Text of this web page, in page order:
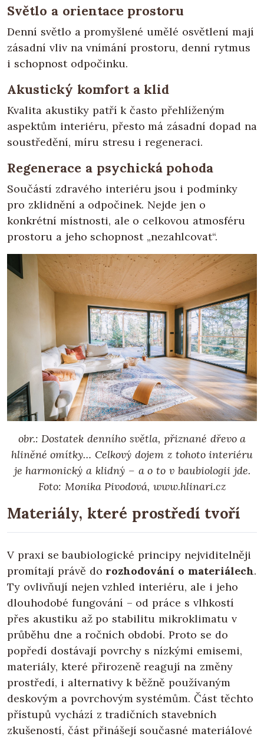
Světlo a orientace prostoru
Denní světlo a promyšlené umělé osvětlení mají
zásadní vliv na vnímání prostoru, denní rytmus
i schopnost odpočinku.
Akustický komfort a klid
Kvalita akustiky patří k často přehlíženým
aspektům interiéru, přesto má zásadní dopad na
soustředění, míru stresu i regeneraci.
Regenerace a psychická pohoda
Součástí zdravého interiéru jsou i podmínky
pro zklidnění a odpočinek. Nejde jen o
konkrétní místnosti, ale o celkovou atmosféru
prostoru a jeho schopnost „nezahlcovat“.
obr.: Dostatek denního světla, přiznané dřevo a
hliněné omítky… Celkový dojem z tohoto interiéru
je harmonický a klidný – a o to v baubiologii jde.
Foto: Monika Pivodová, www.hlinari.cz
Materiály, které prostředí tvoří
V praxi se baubiologické principy nejviditelněji
promítají právě do rozhodování o materiálech.
Ty ovlivňují nejen vzhled interiéru, ale i jeho
dlouhodobé fungování – od práce s vlhkostí
přes akustiku až po stabilitu mikroklimatu v
průběhu dne a ročních období. Proto se do
popředí dostávají povrchy s nízkými emisemi,
materiály, které přirozeně reagují na změny
prostředí, i alternativy k běžně používaným
deskovým a povrchovým systémům. Část těchto
přístupů vychází z tradičních stavebních
zkušeností, část přinášejí současné materiálové